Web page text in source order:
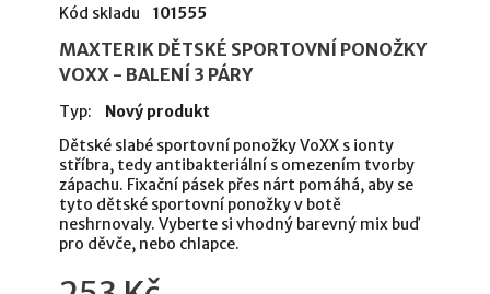
Kód skladu 101555
MAXTERIK DĚTSKÉ SPORTOVNÍ PONOŽKY
VOXX - BALENÍ 3 PÁRY
Typ:
Nový produkt
Dětské slabé sportovní ponožky VoXX s ionty
stříbra, tedy antibakteriální s omezením tvorby
zápachu. Fixační pásek přes nárt pomáhá, aby se
tyto dětské sportovní ponožky v botě
neshrnovaly. Vyberte si vhodný barevný mix buď
pro děvče, nebo chlapce.